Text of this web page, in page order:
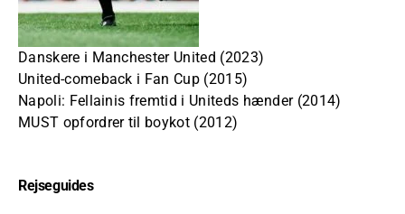
Danskere i Manchester United (2023)
United-comeback i Fan Cup (2015)
Napoli: Fellainis fremtid i Uniteds hænder (2014)
MUST opfordrer til boykot (2012)
Rejseguides